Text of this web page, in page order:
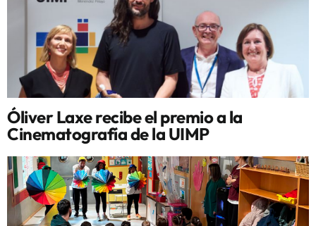
Óliver Laxe recibe el premio a la
Cinematografía de la UIMP